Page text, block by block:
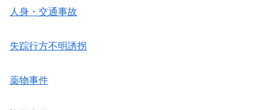
人身・交通事故
失踪行方不明誘拐
薬物事件